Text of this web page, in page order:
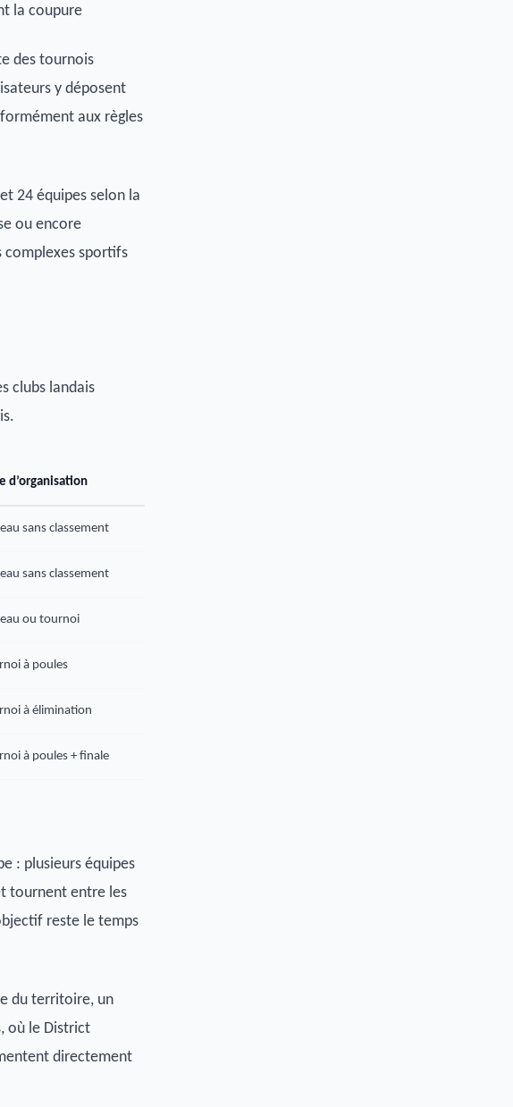
la coupure
des tournois
y déposent
aux règles
24 équipes selon la
ou encore
complexes sportifs
clubs landais
d’organisation
sans classement
sans classement
ou tournoi
à poules
à élimination
à poules + finale
: plusieurs équipes
tournent entre les
reste le temps
du territoire, un
où le District
directement